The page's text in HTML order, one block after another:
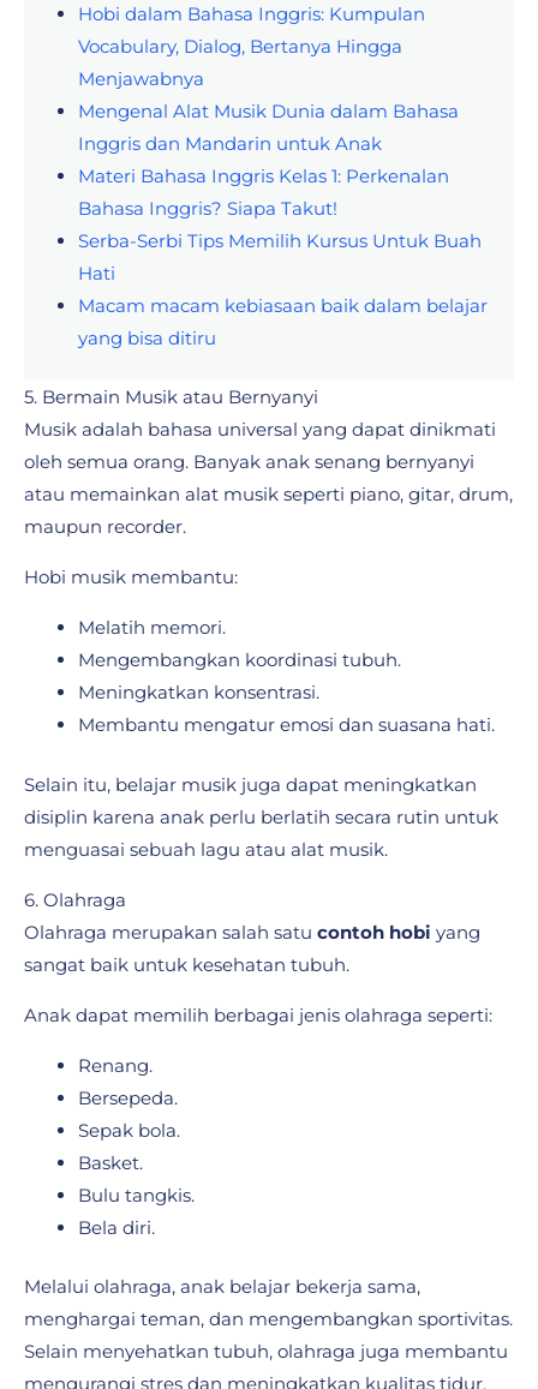
Hobi dalam Bahasa Inggris: Kumpulan
Vocabulary, Dialog, Bertanya Hingga
Menjawabnya
Mengenal Alat Musik Dunia dalam Bahasa
Inggris dan Mandarin untuk Anak
Materi Bahasa Inggris Kelas 1: Perkenalan
Bahasa Inggris? Siapa Takut!
Serba-Serbi Tips Memilih Kursus Untuk Buah
Hati
Macam macam kebiasaan baik dalam belajar
yang bisa ditiru
5. Bermain Musik atau Bernyanyi
Musik adalah bahasa universal yang dapat dinikmati
oleh semua orang. Banyak anak senang bernyanyi
atau memainkan alat musik seperti piano, gitar, drum,
maupun recorder.
Hobi musik membantu:
Melatih memori.
Mengembangkan koordinasi tubuh.
Meningkatkan konsentrasi.
Membantu mengatur emosi dan suasana hati.
Selain itu, belajar musik juga dapat meningkatkan
disiplin karena anak perlu berlatih secara rutin untuk
menguasai sebuah lagu atau alat musik.
6. Olahraga
Olahraga merupakan salah satu contoh hobi yang
sangat baik untuk kesehatan tubuh.
Anak dapat memilih berbagai jenis olahraga seperti:
Renang.
Bersepeda.
Sepak bola.
Basket.
Bulu tangkis.
Bela diri.
Melalui olahraga, anak belajar bekerja sama,
menghargai teman, dan mengembangkan sportivitas.
Selain menyehatkan tubuh, olahraga juga membantu
mengurangi stres dan meningkatkan kualitas tidur.